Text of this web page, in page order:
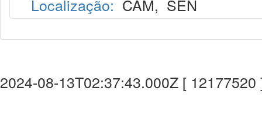
Localização: CAM, SEN
2024-08-13T02:37:43.000Z [ 12177520